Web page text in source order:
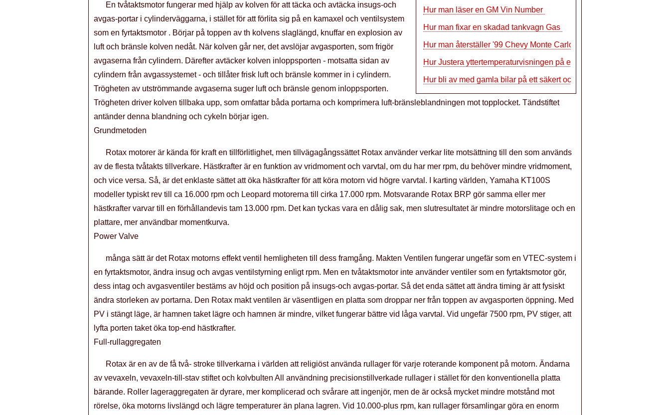
Hur man läser en GM Vin Number
Hur man fixar en skadad tankvagn Gas
Hur man återställer '99 Chevy Monte Carlo S
Hur Justera yttertemperaturvisningen på en C
Hur bli av med gamla bilar på ett säkert oc
En tvåtaktsmotor fungerar med hjälp av kolven för att täcka och avtäcka insugs-och
avgas-portar i cylinderväggarna, i stället för att förlita sig på en kamaxel och ventilsystem
som en fyrtaktsmotor . Börjar på toppen av th kolvens slaglängd, knuffar en explosion av
luft och bränsle kolven nedåt. När kolven går ner, det avslöjar avgasporten, som frigör
avgaserna från cylindern. Därefter avtäcker kolven inloppsporten - motsatta sidan av
cylindern från avgassystemet - och tillåter frisk luft och bränsle kommer in i cylindern.
Trögheten av utströmmande avgaserna suger luft och bränsle genom inloppsporten.
Trögheten driver kolven tillbaka upp, som omfattar båda portarna och komprimera luft-bränsleblandningen mot topplocket. Tändstiftet
antänder denna blandning och cykeln börjar igen.
Grundmetoden
Rotax motorer är kända för kraft en tillförlitlighet, men tillvägagångssättet Rotax använder verkar lite motsättning till den som används
av de flesta tvåtakts tillverkare. Hästkrafter är en funktion av vridmoment och varvtal, om du har mer rpm, du behöver mindre vridmoment,
och vice versa. Så, är det enklaste sättet att öka hästkrafter för att köra motorn vid högre varvtal. I karting världen, Yamaha KT100S
modeller typiskt rev till ca 16.000 rpm och Leopard motorerna till cirka 17.000 rpm. Motsvarande Rotax BRP gör samma eller mer
hästkrafter varvar till en förhållandevis tam 13.000 rpm. Det kan tyckas vara en dålig sak, men slutresultatet är mindre motorslitage och en
plattare, mer användbar momentkurva.
Power Valve
många sätt är det Rotax motorns effekt ventil hemligheten till dess framgång. Makten Ventilen fungerar ungefär som en VTEC-system i
en fyrtaktsmotor, ändra insug och avgas ventilstyrning enligt rpm. Men en tvåtaktsmotor inte använder ventiler som en fyrtaktsmotor gör,
dess intag och avgasventiler bestäms av höjd och position på insugs-och avgas-portar. Så det enda sättet att ändra timing är att fysiskt
ändra storleken av portarna. Den Rotax makt ventilen är väsentligen en platta som droppar ner från toppen av avgasporten öppning. Med
PV i stängt läge, är hamnen taket lägre och hamnen är mindre, vilket fungerar bättre vid låga varvtal. Vid ungefär 7500 rpm, PV stiger, att
lyfta porten taket öka top-end hästkrafter.
Full-rullaggregaten
Rotax är en av de få två- stroke tillverkarna i världen att religiöst använda rullager för varje roterande komponent på motorn. Ändarna
av vevaxeln, vevaxeln-till-stav stiftet och kolvbulten All användning precisionstillverkade rullager i stället för den konventionella platta
bärande. Roller lageraggregaten är dyrare, mer komplicerad och svårare att ingenjör, men de är också mycket mindre motstånd mot
rörelse, öka motorns livslängd och lägre temperaturer än plana lagren. Vid 10.000-plus rpm, kan rullager församlingar göra en enorm